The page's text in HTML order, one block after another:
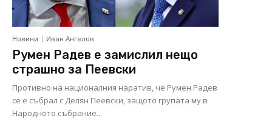
Новини Иван Ангелов
Румен Радев е замислил нещо
страшно за Пеевски
Противно на националния наратив, че Румен Радев
се е събрал с Делян Пеевски, защото групата му в
Народното събрание...